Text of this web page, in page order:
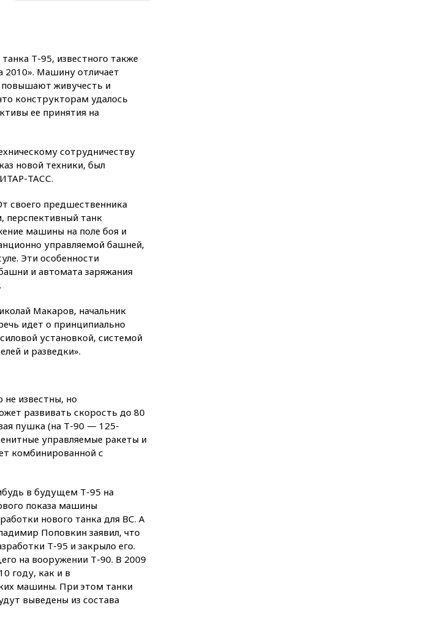
АФК «Наследие» получили от
шести до 12 лет колонии
15:45 Верховный суд 10
августа рассмотрит иск о
снятии «Яблока» с выборов
складе с красками в Брянске
15:15«Аэрофлот» с 1 октября
возобновит ежедневные
14:52Турция, Саудовская
объединились в военный
альянс
14:39 Экс-издатель Popcorn
Books получил условный срок
14:34Минпромторг не
намерен сокращать перечень
товаров для параллельного
импорта
14:14
14:09 Глава Тувы включил
сенатора Нарусову в список
кандидатов в Совфед
13:57 Wildberries запустит
программу по открытию
одобрили скандальный
законопроект о частной
собственности
13:36 ABC News: запасы
вооружений США достигли
крайне низкого уровня
13:16«Родина» просит
Верховный суд снять «Яблоко»
с выборов
Т-95, известного также
2010». Машину отличает
повышают живучесть и
конструкторам удалось
ее принятия на
сотрудничеству
новой техники, был
ТАСС.
своего предшественника
перспективный танк
машины на поле боя и
управляемой башней,
Эти особенности
и автомата заряжания
Макаров, начальник
идет о принципиально
установкой, системой
и разведки».
известны, но
развивать скорость до 80
пушка (на Т-90 — 125-
управляемые ракеты и
комбинированной с
в будущем Т-95 на
показа машины
нового танка для ВС. А
Поповкин заявил, что
Т-95 и закрыло его.
на вооружении Т-90. В 2009
году, как и в
машины. При этом танки
выведены из состава